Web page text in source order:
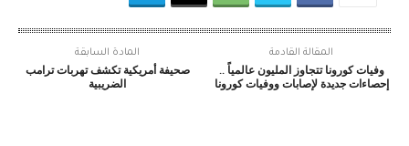
المادة السابقة
صحيفة أمريكية تكشف تهربات ترامب
الضريبية
المقالة القادمة
وفيات كورونا تتجاوز المليون عالمياً ..
إحصاءات جديدة لإصابات ووفيات كورونا